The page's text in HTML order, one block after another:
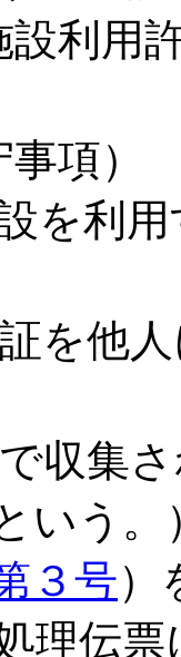
設利用
項）
利用
を他人
収集さ
いう
３号）
理伝